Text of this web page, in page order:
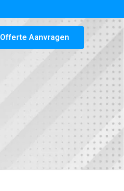
Offerte Aanvragen